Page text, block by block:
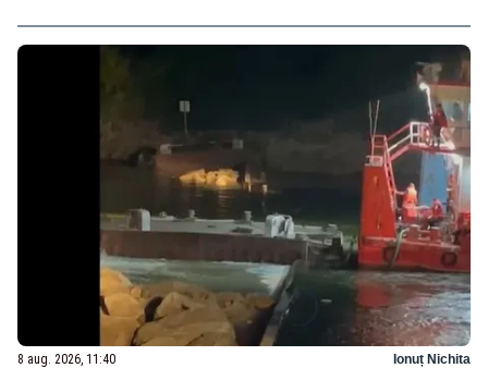
8 aug. 2026, 11:40 Ionuț Nichita